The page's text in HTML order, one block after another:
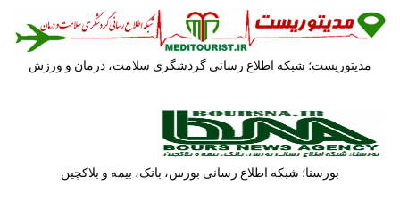
مدیتوریست؛ شبکه اطلاع رسانی گردشگری سلامت، درمان و ورزش
بورسنا؛ شبکه اطلاع رسانی بورس، بانک، بیمه و بلاکچین